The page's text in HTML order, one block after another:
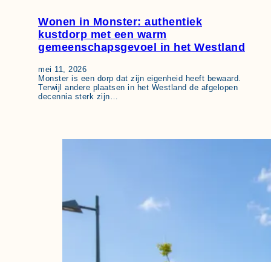
Wonen in Monster: authentiek
kustdorp met een warm
gemeenschapsgevoel in het Westland
mei 11, 2026
Monster is een dorp dat zijn eigenheid heeft bewaard.
Terwijl andere plaatsen in het Westland de afgelopen
decennia sterk zijn…